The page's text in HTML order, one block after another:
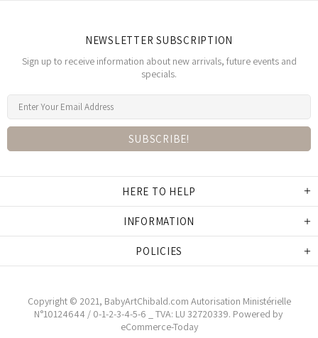
NEWSLETTER SUBSCRIPTION
Sign up to receive information about new arrivals, future events and
specials.
HERE TO HELP
INFORMATION
POLICIES
Copyright © 2021, BabyArtChibald.com Autorisation Ministérielle
N°10124644 / 0-1-2-3-4-5-6 _ TVA: LU 32720339. Powered by
eCommerce-Today